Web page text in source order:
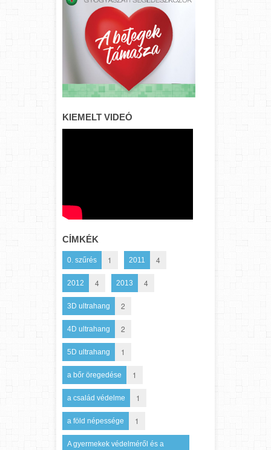
KIEMELT VIDEÓ
CÍMKÉK
0. szűrés 1 2011 4
2012 4 2013 4
3D ultrahang 2
4D ultrahang 2
5D ultrahang 1
a bőr öregedése 1
a család védelme 1
a föld népessége 1
A gyermekek védelméről és a